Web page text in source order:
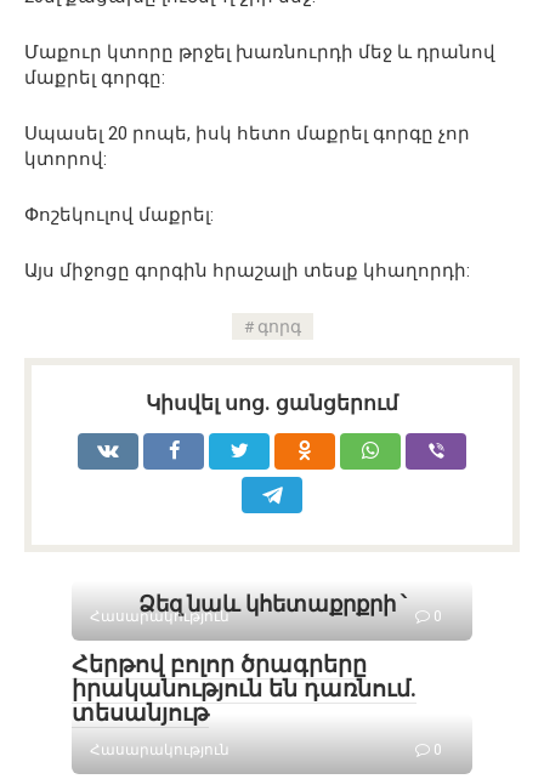
Մաքուր կտորը թրջել խառնուրդի մեջ և դրանով
մաքրել գորգը:
Սպասել 20 րոպե, իսկ հետո մաքրել գորգը չոր
կտորով:
Փոշեկուլով մաքրել:
Այս միջոցը գորգին հրաշալի տեսք կհաղորդի:
գորգ
Կիսվել սոց․ ցանցերում
Ձեզ նաև կհետաքրքրի ՝
Հասարակություն 0
Հերթով բոլոր ծրագրերը
իրականություն են դառնում․
տեսանյութ
Հասարակություն 0